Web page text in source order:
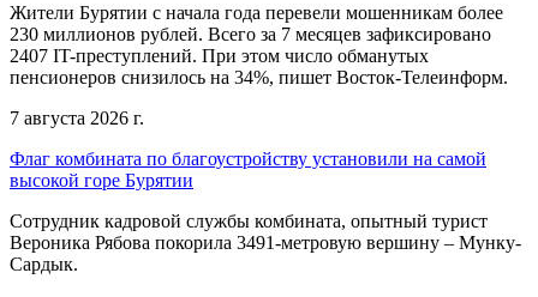
Жители Бурятии с начала года перевели мошенникам более
230 миллионов рублей. Всего за 7 месяцев зафиксировано
2407 IT-преступлений. При этом число обманутых
пенсионеров снизилось на 34%, пишет Восток-Телеинформ.
7 августа 2026 г.
Флаг комбината по благоустройству установили на самой
высокой горе Бурятии
Сотрудник кадровой службы комбината, опытный турист
Вероника Рябова покорила 3491-метровую вершину – Мунку-
Сардык.